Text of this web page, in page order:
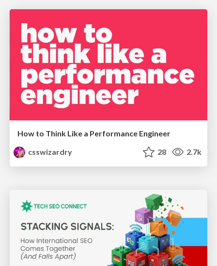
How to Think Like a Performance Engineer
csswizardry
28 2.7k